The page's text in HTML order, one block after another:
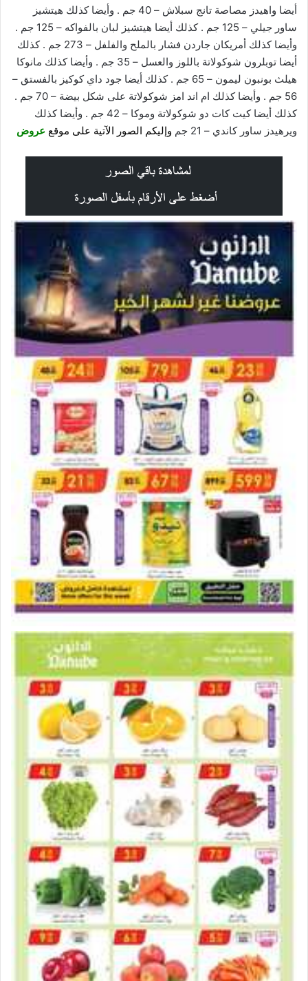
أيضا واهيدز مصاصة تانج سبلاش – 40 جم . وأيضا كذلك هيتشيز
ساور جيلي – 125 جم . كذلك أيضا هيتشيز لبان بالفواكه – 125 جم .
وأيضا كذلك أمريكان جاردن فشار بالملح والفلفل – 273 جم . كذلك
أيضا توبلرون شوكولاتة باللوز والعسل – 35 جم . وأيضا كذلك مانوكا
هيلث بونبون ليمون – 65 جم . كذلك أيضا جود داي كوكيز بالفستق –
56 جم . وأيضا كذلك ام اند امز شوكولاتة على شكل بيضة – 70 جم .
كذلك أيضا كيت كات دو شوكولاتة وموكا – 42 جم . وأيضا كذلك
ويرهيدز ساور كاندي – 21 جم
وإليكم الصور الآتية على موقع عروض